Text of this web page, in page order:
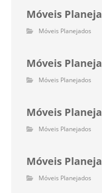
Móveis
Móveis Planejados
Móveis
Móveis Planejados
Móveis
Móveis Planejados
Móveis
Móveis Planejados